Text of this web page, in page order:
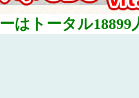
はトータル18899